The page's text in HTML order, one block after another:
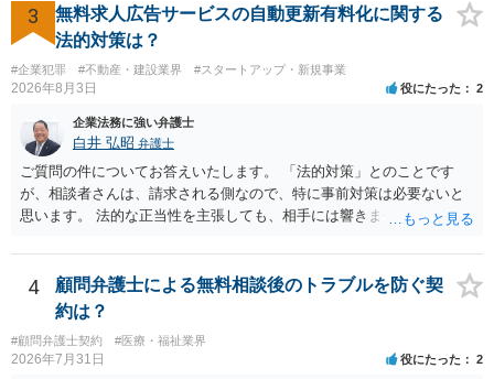
談されることをお勧めします。
3
無料求人広告サービスの自動更新有料化に関する
法的対策は？
#企業犯罪 #不動産・建設業界 #スタートアップ・新規事業
2026年8月3日 役にたった 2
企業法務に強い弁護士
白井 弘昭 弁護士
ご質問の件についてお答えいたします。 「法的対策」とのことです
が、相談者さんは、請求される側なので、特に事前対策は必要ないと
思います。 法的な正当性を主張しても、相手には響きません。そもそ
的手段として裁判（おそらく少額訴訟）をするかどうかの問題ですの
で、訴訟を提起してきたら粛々と対応することになります。 少額訴訟
は、１人（１社）年間１０回までしかできないので、こちらが毅然と
支払いを拒否すれば、少額訴訟を提起する可能性は、低いものと思わ
れます。 ただ、裁判を東京などの遠隔地で起こされますと、対応する
だけで費用がかかりますので、難しいところです。 当事者での対応で
4
顧問弁護士による無料相談後のトラブルを防ぐ契
約は？
#顧問弁護士契約 #医療・福祉業界
2026年7月31日 役にたった 2